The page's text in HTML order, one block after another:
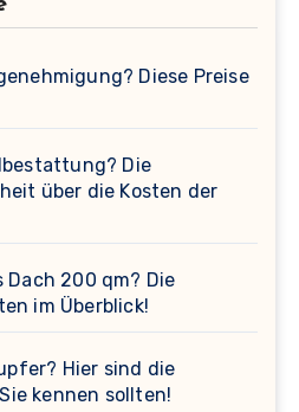
Diese Preise
Die
über die Kosten der
Dach 200 qm? Die
im Überblick!
Hier sind die
kennen sollten!